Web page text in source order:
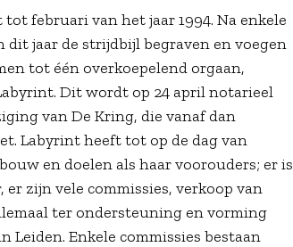
februari van het jaar 1994. Na enkele
jaar de strijdbijl begraven en voegen
tot één overkoepelend orgaan,
Dit wordt op 24 april notarieel
van De Kring, die vanaf dan
Labyrint heeft tot op de dag van
en doelen als haar voorouders; er is
zijn vele commissies, verkoop van
ter ondersteuning en vorming
Leiden. Enkele commissies bestaan